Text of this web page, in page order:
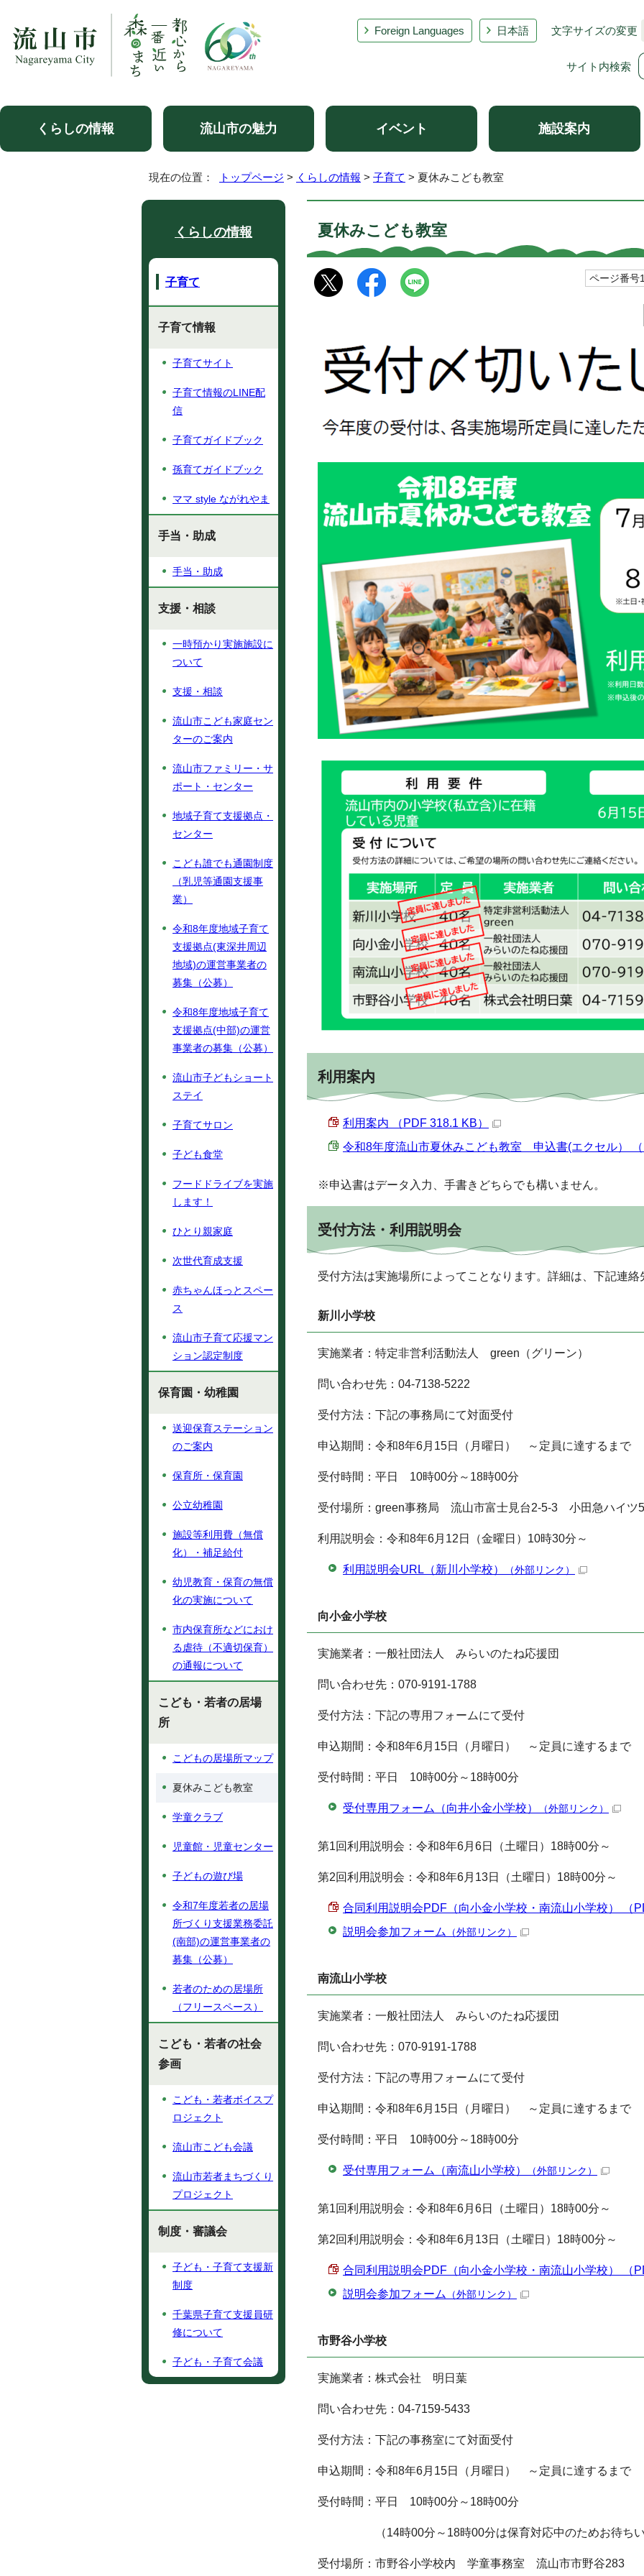
Foreign Languages 日本語 文字サイズの変更
サイト内検索
くらしの情報 流山市の魅力 イベント 施設案内
現在の位置： トップページ > くらしの情報 > 子育て > 夏休みこども教室
夏休みこども教室
ページ番号
利用案内
利用案内 （PDF 318.1 KB）
令和8年度流山市夏休みこども教室 申込書(エクセル）
※申込書はデータ入力、手書きどちらでも構いません。
受付方法・利用説明会
受付方法は実施場所によってことなります。詳細は、下記連
新川小学校
実施業者：特定非営利活動法人 green（グリーン）
問い合わせ先：04-7138-5222
受付方法：下記の事務局にて対面受付
申込期間：令和8年6月15日（月曜日） ～定員に達するまで
受付時間：平日 10時00分～18時00分
受付場所：green事務局 流山市富士見台2-5-3 小田急ハイツ
利用説明会：令和8年6月12日（金曜日）10時30分～
利用説明会URL（新川小学校） （外部リンク）
向小金小学校
実施業者：一般社団法人 みらいのたね応援団
問い合わせ先：070-9191-1788
受付方法：下記の専用フォームにて受付
申込期間：令和8年6月15日（月曜日） ～定員に達するまで
受付時間：平日 10時00分～18時00分
受付専用フォーム（向井小金小学校） （外部リンク）
第1回利用説明会：令和8年6月6日（土曜日）18時00分～
第2回利用説明会：令和8年6月13日（土曜日）18時00分～
合同利用説明会PDF（向小金小学校・南流山小学校） （
説明会参加フォーム
（外部リンク）
南流山小学校
実施業者：一般社団法人 みらいのたね応援団
問い合わせ先：070-9191-1788
受付方法：下記の専用フォームにて受付
申込期間：令和8年6月15日（月曜日） ～定員に達するまで
受付時間：平日 10時00分～18時00分
受付専用フォーム（南流山小学校） （外部リンク）
第1回利用説明会：令和8年6月6日（土曜日）18時00分～
第2回利用説明会：令和8年6月13日（土曜日）18時00分～
合同利用説明会PDF（向小金小学校・南流山小学校） （
説明会参加フォーム
（外部リンク）
市野谷小学校
実施業者：株式会社 明日葉
問い合わせ先：04-7159-5433
受付方法：下記の事務室にて対面受付
申込期間：令和8年6月15日（月曜日） ～定員に達するまで
受付時間：平日 10時00分～18時00分
（14時00分～18時00分は保育対応中のためお待ちい
受付場所：市野谷小学校内 学童事務室 流山市市野谷283
くらしの情報
子育て
子育て情報
子育てサイト
子育て情報のLINE配
信
子育てガイドブック
孫育てガイドブック
ママ style ながれやま
手当・助成
手当・助成
支援・相談
一時預かり実施施設に
ついて
支援・相談
流山市こども家庭セン
ターのご案内
流山市ファミリー・サ
ポート・センター
地域子育て支援拠点・
センター
こども誰でも通園制度
（乳児等通園支援事
業）
令和8年度地域子育て
支援拠点(東深井周辺
地域)の運営事業者の
募集（公募）
令和8年度地域子育て
支援拠点(中部)の運営
事業者の募集（公募）
流山市子どもショート
ステイ
子育てサロン
子ども食堂
フードドライブを実施
します！
ひとり親家庭
次世代育成支援
赤ちゃんほっとスペー
ス
流山市子育て応援マン
ション認定制度
保育園・幼稚園
送迎保育ステーション
のご案内
保育所・保育園
公立幼稚園
施設等利用費（無償
化）・補足給付
幼児教育・保育の無償
化の実施について
市内保育所などにおけ
る虐待（不適切保育）
の通報について
こども・若者の居場
所
こどもの居場所マップ
夏休みこども教室
学童クラブ
児童館・児童センター
子どもの遊び場
令和7年度若者の居場
所づくり支援業務委託
(南部)の運営事業者の
募集（公募）
若者のための居場所
（フリースペース）
こども・若者の社会
参画
こども・若者ボイスプ
ロジェクト
流山市こども会議
流山市若者まちづくり
プロジェクト
制度・審議会
子ども・子育て支援新
制度
千葉県子育て支援員研
修について
子ども・子育て会議